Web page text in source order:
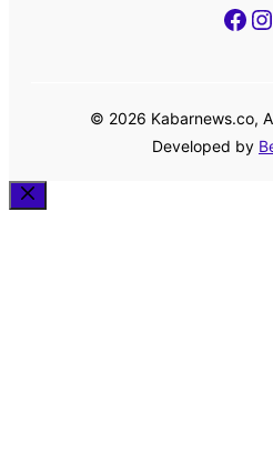
© 2026 Kabarnews.co,
Developed by
Close